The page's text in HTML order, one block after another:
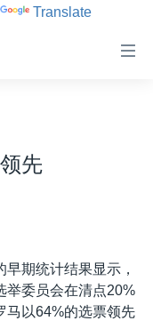
Translate
先
期统计结果显示，
举委员会在清点20%
马以64%的选票领先